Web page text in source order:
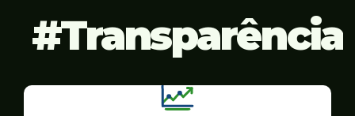
Transparência